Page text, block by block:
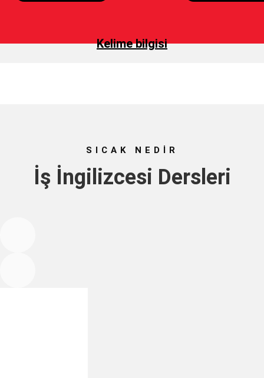
Kelime bilgisi
SICAK NEDİR
İş İngilizcesi Dersleri